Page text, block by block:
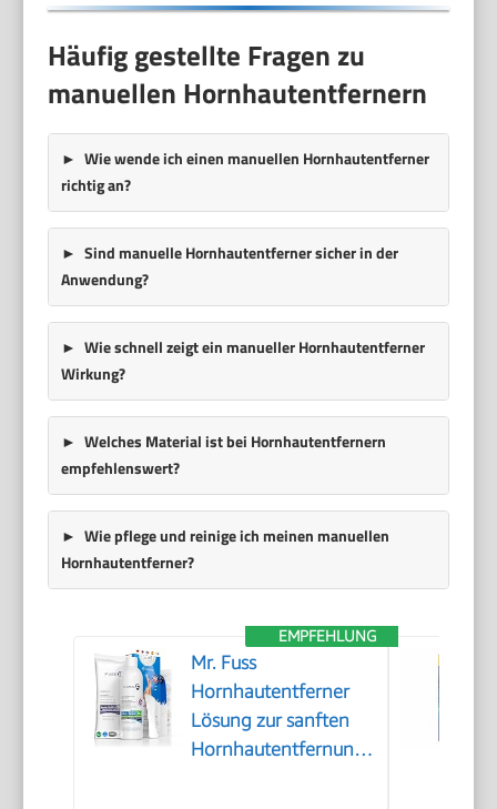
Häufig gestellte Fragen zu
manuellen Hornhautentfernern
Wie wende ich einen manuellen Hornhautentferner
richtig an?
Sind manuelle Hornhautentferner sicher in der
Anwendung?
Wie schnell zeigt ein manueller Hornhautentferner
Wirkung?
Welches Material ist bei Hornhautentfernern
empfehlenswert?
Wie pflege und reinige ich meinen manuellen
Hornhautentferner?
EMPFEHLUNG
Mr. Fuss
Hornhautentferner
Lösung zur sanften
Hornhautentfernung